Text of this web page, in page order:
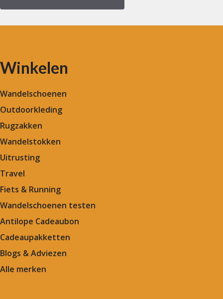
Winkelen
Wandelschoenen
Outdoorkleding
Rugzakken
Wandelstokken
Uitrusting
Travel
Fiets & Running
Wandelschoenen testen
Antilope Cadeaubon
Cadeaupakketten
Blogs & Adviezen
Alle merken